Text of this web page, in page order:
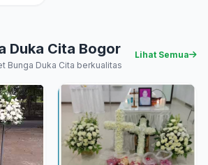
Duka Cita Bogor
Bunga Duka Cita berkualitas
Lihat Semua